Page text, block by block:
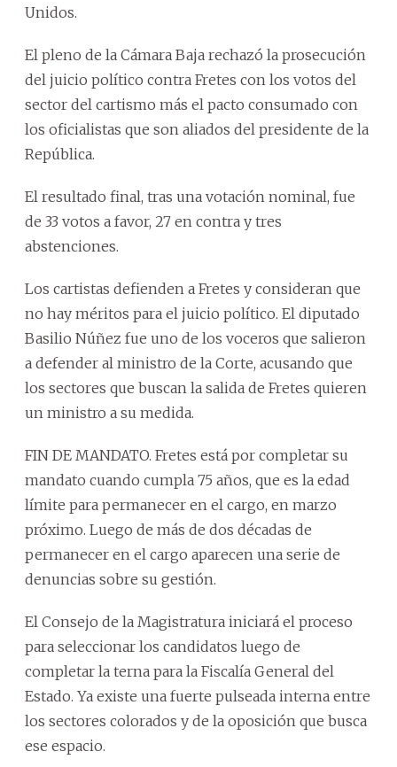
Unidos.
El pleno de la Cámara Baja rechazó la prosecución
del juicio político contra Fretes con los votos del
sector del cartismo más el pacto consumado con
los oficialistas que son aliados del presidente de la
República.
El resultado final, tras una votación nominal, fue
de 33 votos a favor, 27 en contra y tres
abstenciones.
Los cartistas defienden a Fretes y consideran que
no hay méritos para el juicio político. El diputado
Basilio Núñez fue uno de los voceros que salieron
a defender al ministro de la Corte, acusando que
los sectores que buscan la salida de Fretes quieren
un ministro a su medida.
FIN DE MANDATO. Fretes está por completar su
mandato cuando cumpla 75 años, que es la edad
límite para permanecer en el cargo, en marzo
próximo. Luego de más de dos décadas de
permanecer en el cargo aparecen una serie de
denuncias sobre su gestión.
El Consejo de la Magistratura iniciará el proceso
para seleccionar los candidatos luego de
completar la terna para la Fiscalía General del
Estado. Ya existe una fuerte pulseada interna entre
los sectores colorados y de la oposición que busca
ese espacio.